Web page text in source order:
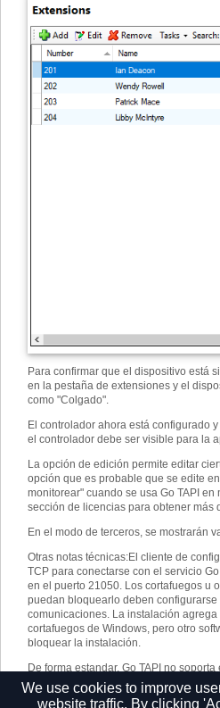
Para confirmar que el dispositivo está
en la pestaña de extensiones y el
como "Colgado".
El controlador ahora está configurado
el controlador debe ser visible para la
La opción de edición permite editar
opción que es probable que se edite
monitorear" cuando se usa Go TAPI
sección de licencias para obtener más
En el modo de terceros, se mostrarán
Otras notas técnicas:El cliente de
TCP para conectarse con el servicio
en el puerto 21050. Los cortafuegos u
puedan bloquearlo deben
comunicaciones. La instalación
cortafuegos de Windows, pero otro
bloquear la instalación.
De forma estandar, Go TAPI no
Póngase en contacto con su proveedor
funciones.
We use cookies to improve
website traffic. By clicking